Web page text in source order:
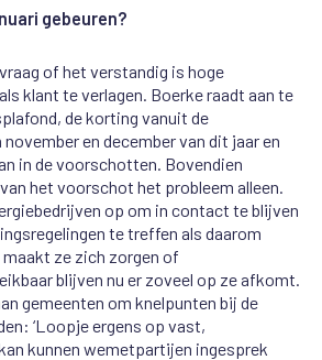
gebeuren?
vraag of het verstandig is hoge
als klant te verlagen. Boerke raadt aan te
de korting vanuit de
en december van dit jaar en
in de voorschotten Bovendien
het voorschot het probleem alleen.
op om in contact te blijven
tetreffen als daarom
maakt ze zich zorgen of
blijven nu er zoveel op ze afkomt.
gemeenten om knelpunten bij de
‘Loopje ergens op vast,
kunnen wemetpartijen ingesprek